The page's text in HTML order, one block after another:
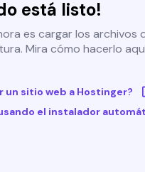
está listo!
es cargar los archivos
Mira cómo hacerlo
un sitio web a Hostinger?
el instalador